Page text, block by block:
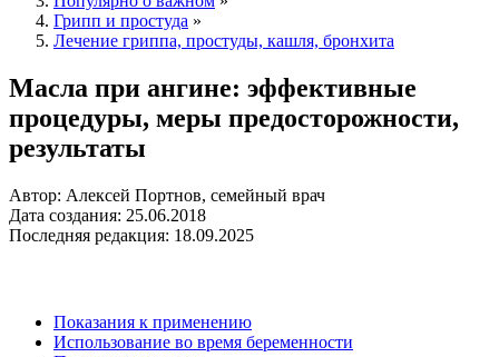
Грипп и простуда »
Лечение гриппа, простуды, кашля, бронхита
Масла при ангине: эффективные
процедуры, меры предосторожности,
результаты
Автор: Алексей Портнов, семейный врач
Дата создания: 25.06.2018
Последняя редакция: 18.09.2025
Показания к применению
Использование во время беременности